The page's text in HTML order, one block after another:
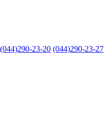
(044)290-23-20 (044)290-23-27